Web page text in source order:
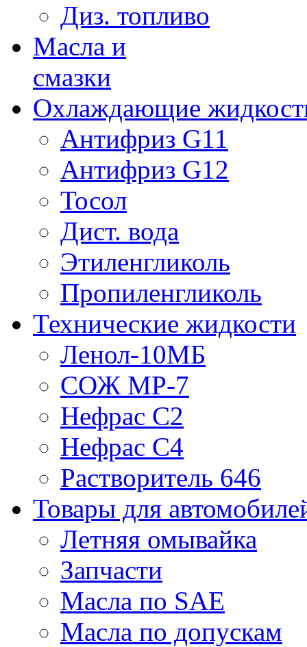
Диз. топливо
Масла и
смазки
Охлаждающие
Антифриз G11
Антифриз G12
Тосол
Дист. вода
Этиленгликоль
Пропиленгликоль
Технические жидкости
Ленол-10МБ
СОЖ МР-7
Нефрас С2
Нефрас С4
Растворитель 646
Товары для
Летняя омывайка
Запчасти
Масла по SAE
Масла по допускам